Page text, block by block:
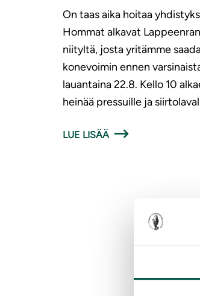
On taas aika hoitaa
Hommat alkavat
niityltä, josta yritämme
konevoimin ennen
lauantaina 22.8. Kello 10
heinää pressuille ja
LUE LISÄÄ